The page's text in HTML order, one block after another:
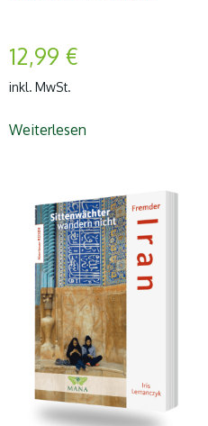
12,99 €
inkl. MwSt.
Weiterlesen